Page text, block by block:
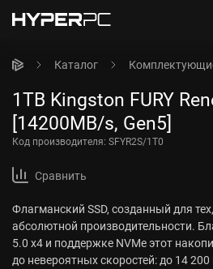
Каталог
1TB Kingston FURY
[14200MB/s, Gen5]
Код производителя: SFYR2S/1T0
Сравнить
Флагманский SSD, созданный для
абсолютной производительности.
5.0 x4 и поддержке NVMe этот
до невероятных скоростей: до 14